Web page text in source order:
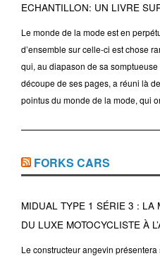
ECHANTILLON: UN LIVRE
Le monde de la mode est en
d’ensemble sur celle-ci est chose
qui, au diapason de sa
découpe de ses pages, a réuni là
pointus du monde de la mode, qui
FORKS CARS
MIDUAL TYPE 1 SÉRIE 3 : LA
DU LUXE MOTOCYCLISTE À
Le constructeur angevin